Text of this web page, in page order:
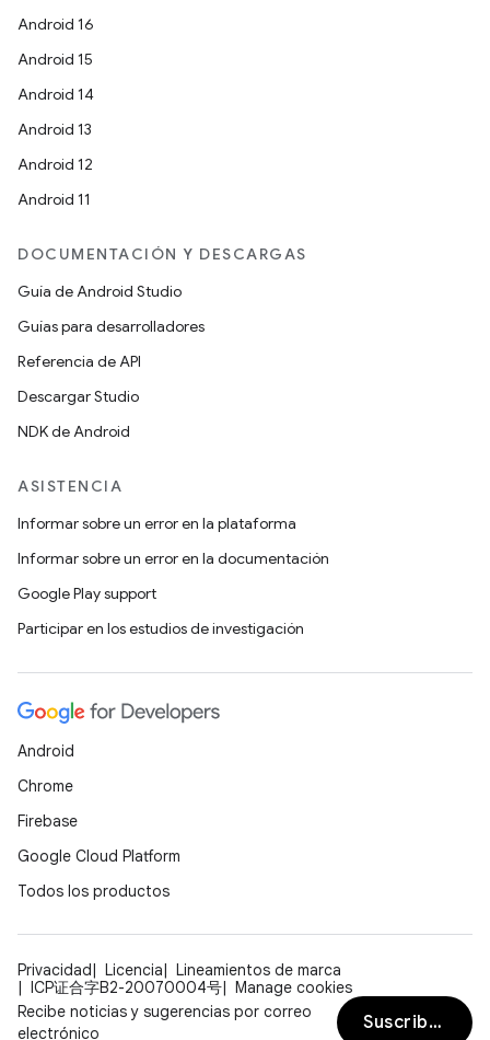
Android 16
Android 15
Android 14
Android 13
Android 12
Android 11
DOCUMENTACIÓN Y DESCARGAS
Guía de Android Studio
Guías para desarrolladores
Referencia de API
Descargar Studio
NDK de Android
ASISTENCIA
Informar sobre un error en la plataforma
Informar sobre un error en la documentación
Google Play support
Participar en los estudios de investigación
Android
Chrome
Firebase
Google Cloud Platform
Todos los productos
Privacidad Licencia
Lineamientos de marca
ICP证合字B2-20070004号
Manage cookies
Recibe noticias y sugerencias por correo
electrónico
Suscribirse